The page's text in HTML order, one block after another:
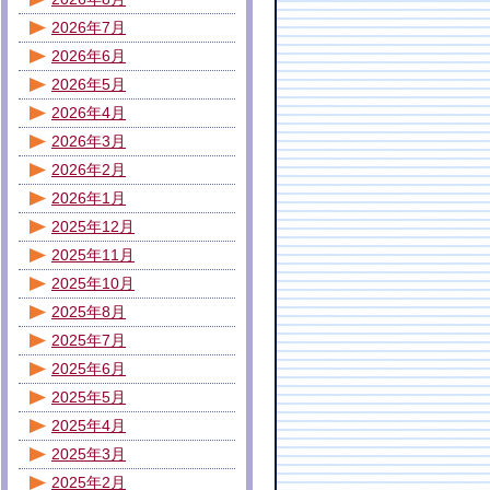
2026年7月
2026年6月
2026年5月
2026年4月
2026年3月
2026年2月
2026年1月
2025年12月
2025年11月
2025年10月
2025年8月
2025年7月
2025年6月
2025年5月
2025年4月
2025年3月
2025年2月